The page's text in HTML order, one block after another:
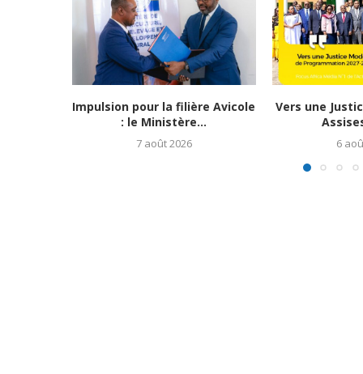
Impulsion pour la filière Avicole
: le Ministère...
7 août 2026
Vers une
6